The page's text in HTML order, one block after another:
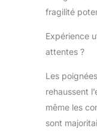
fille,
fragilité
Expérience
attentes ?
Les
rehaussent
même les
sont